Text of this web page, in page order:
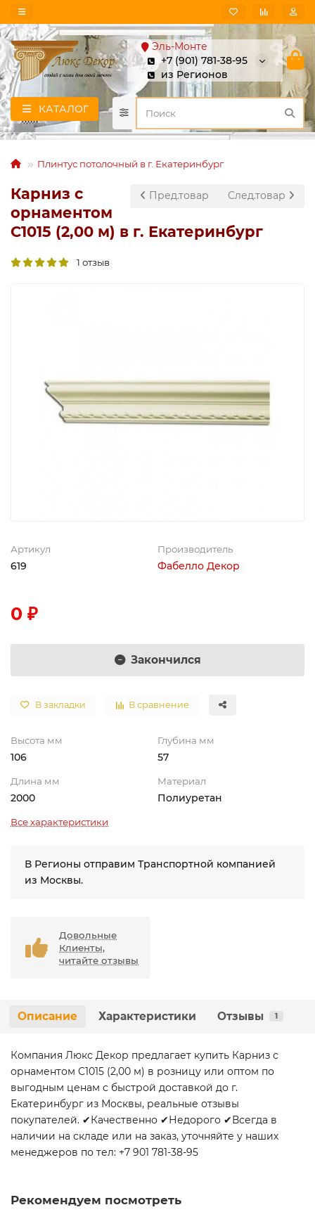
Эль-Монте
+7 (901) 781-38-95
из Регионов
КАТАЛОГ
Плинтус потолочный в г. Екатеринбург
Пред.товар След.товар
Карниз с
орнаментом
C1015 (2,00 м) в г. Екатеринбург
1 отзыв
Артикул
619
Производитель
Фабелло Декор
0 ₽
Закончился
В закладки В сравнение
Высота мм
106
Глубина мм
57
Длина мм
2000
Материал
Полиуретан
Все характеристики
В Регионы отправим Транспортной компанией
из Москвы.
Довольные
Клиенты,
читайте отзывы
Описание Характеристики Отзывы 1
Компания Люкс Декор предлагает купить Карниз с
орнаментом C1015 (2,00 м) в розницу или оптом по
выгодным ценам с быстрой доставкой до г.
Екатеринбург из Москвы, реальные отзывы
покупателей. ✔Качественно ✔Недорого ✔Всегда в
наличии на складе или на заказ, уточняйте у наших
менеджеров по тел: +7 901 781-38-95
Рекомендуем посмотреть